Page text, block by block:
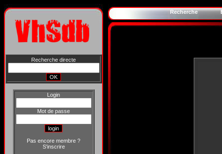
Recherche directe
Login
Mot de passe
Pas encore membre ?
S'inscrire
Recherche